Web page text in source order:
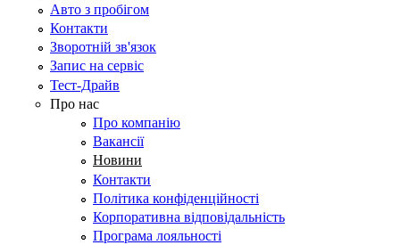
Авто з пробігом
Контакти
Зворотній зв'язок
Запис на сервіс
Тест-Драйв
Про нас
Про компанію
Вакансії
Новини
Контакти
Політика конфіденційності
Корпоративна відповідальність
Програма лояльності